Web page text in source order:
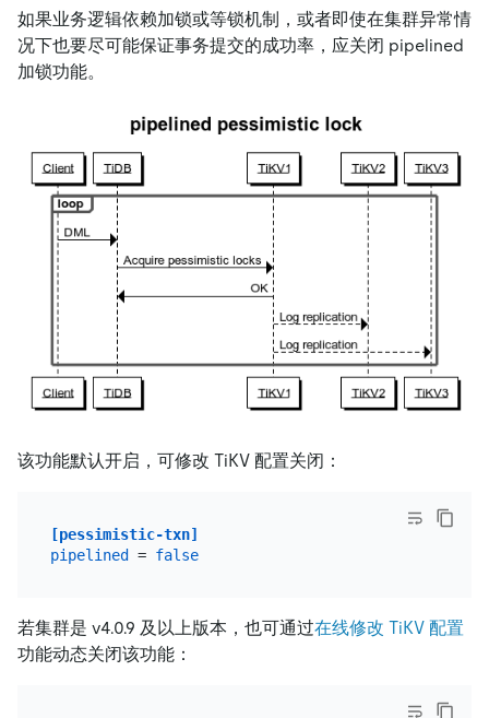
如果业务逻辑依赖加锁或等锁机制，或者即使在集群异常情
况下也要尽可能保证事务提交的成功率，应关闭 pipelined
加锁功能。
该功能默认开启，可修改 TiKV 配置关闭：
[pessimistic-txn]
pipelined = false
若集群是 v4.0.9 及以上版本，也可通过在线修改 TiKV 配置
功能动态关闭该功能：